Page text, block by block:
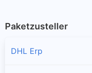
Paketzusteller
DHL Erp